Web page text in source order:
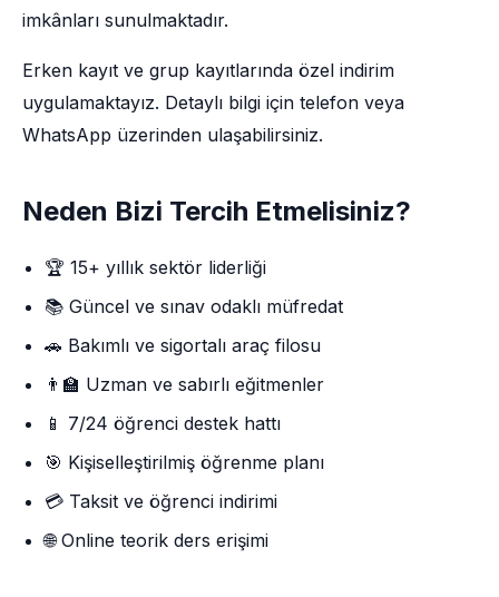
imkânları sunulmaktadır.
Erken kayıt ve grup kayıtlarında özel indirim
uygulamaktayız. Detaylı bilgi için telefon veya
WhatsApp üzerinden ulaşabilirsiniz.
Neden Bizi Tercih Etmelisiniz?
🏆 15+ yıllık sektör liderliği
📚 Güncel ve sınav odaklı müfredat
🚗 Bakımlı ve sigortalı araç filosu
👨‍🏫 Uzman ve sabırlı eğitmenler
📱 7/24 öğrenci destek hattı
🎯 Kişiselleştirilmiş öğrenme planı
💳 Taksit ve öğrenci indirimi
🌐 Online teorik ders erişimi